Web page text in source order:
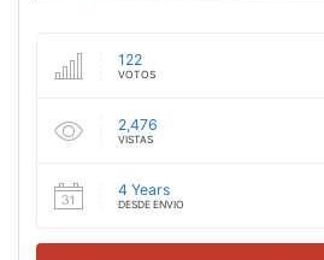
122
VOTOS
2,476
VISTAS
4 Years
DESDE ENVIO